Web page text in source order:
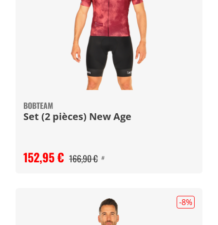
BOBTEAM
Set (2 pièces) New Age
152,95 € 166,90 € #
-8%